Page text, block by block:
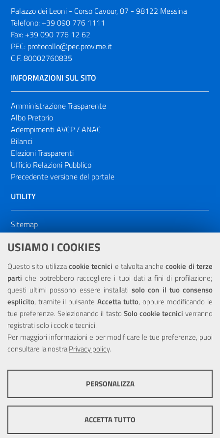
USIAMO I COOKIES
Questo sito utilizzacookie tecnici e talvolta anchecookie di terze
parti che potrebbero raccogliere i tuoi dati a fini di profilazione;
questi ultimi possono essere installatisolo con il tuo consenso
esplicito, tramite il pulsante Accetta tutto, oppure modificando le
tue preferenze. Selezionando il tasto Solo cookie tecnici verranno
registrati solo i cookie tecnici.
Per maggiori informazioni e per modificare le tue preferenze, puoi
consultare la nostraPrivacy policy.
ottimale per ogni utente. Essi non raccolgono i tuoi dati e le tue
informazioni di navigazione per scopi di marketing e profilazione, e
PERSONALIZZA
ACCETTA TUTTO
Palazzo dei Leoni - Corso Cavour, 87 - 98122 Messina
Telefono: +39 090 776 1111
Fax: +39 090 776 12 62
PEC: protocollo@pec.prov.me.it
C.F. 80002760835
INFORMAZIONI SUL SITO
Amministrazione Trasparente
Albo Pretorio
Adempimenti AVCP / ANAC
Bilanci
Elezioni Trasparenti
Ufficio Relazioni Pubblico
Precedente versione del portale
UTILITY
Sitemap
Dichiarazione di accessibilità
NOTE LEGALI
Privacy
Portale realizzato con la partecipazione finanziaria dell'Unione
Europea tramite i fondi del POR Sicilia 2000/2006 Misura 6.05 -